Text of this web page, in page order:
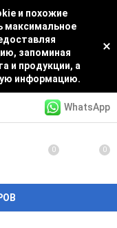
и похожие
максимальное
запоминая
и продукции, а
информацию.
WhatsApp
0 0